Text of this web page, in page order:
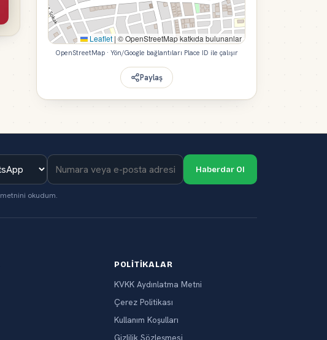
Leaflet | © OpenStreetMap katkıda bulunanlar
OpenStreetMap · Yön/Google bağlantıları Place ID ile çalışır
Paylaş
Haberdar Ol
metnini okudum.
POLITIKALAR
KVKK Aydınlatma Metni
Çerez Politikası
Kullanım Koşulları
Gizlilik Sözleşmesi